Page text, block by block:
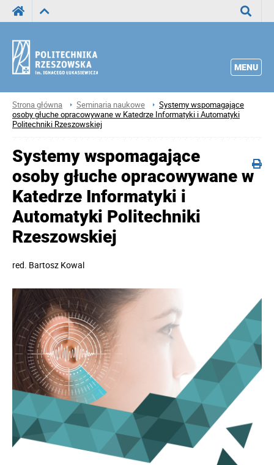
MENU
Strona główna Seminaria naukowe
Systemy wspomagające
osoby głuche opracowywane w Katedrze Informatyki i Automatyki
Politechniki Rzeszowskiej
Systemy wspomagające
osoby głuche opracowywane w
Katedrze Informatyki i
Automatyki Politechniki
Rzeszowskiej
red. Bartosz Kowal